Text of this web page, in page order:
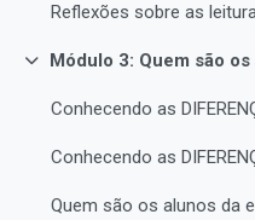
Reflexões sobre as
Contrair